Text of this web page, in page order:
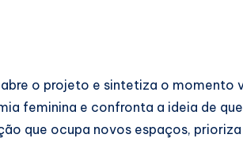
o projeto e sintetiza o momento
feminina e confronta a ideia de
que ocupa novos espaços,